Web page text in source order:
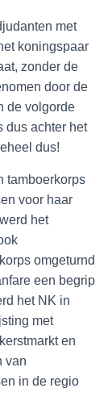
met
koningspaar
zonder de
door de
de volgorde
dus achter het
dus!
tamboerkorps
voor haar
het
omgeturnd
een begrip
het NK in
met
en
van
in de regio